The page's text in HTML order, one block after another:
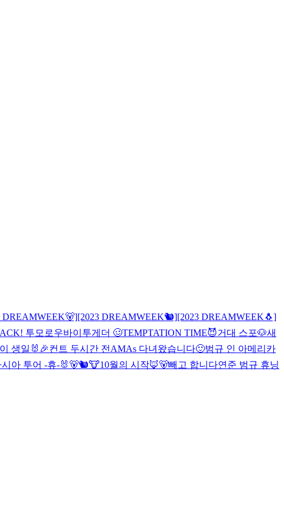
DREAMWEEK🐻][2023 DREAMWEEK🐿][2023 DREAMWEEK🐧]
투모로우바이투게더 🥴TEMPTATION TIME😈거대 스포🐶새
생일🐰🎉컨트 두시간 전 AMAs 다녀왔습니다🙂범규 인 아메리카
시아 투어 -휴-🐰🐻🐿🐮10월의 시작🦊🐻빼고 합니다연준 범규 휴닝